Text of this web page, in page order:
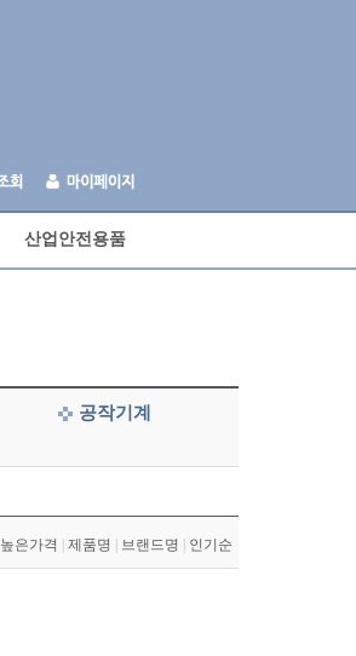
산업안전용품
공작기계
높은가격 제품명 브랜드명 인기순